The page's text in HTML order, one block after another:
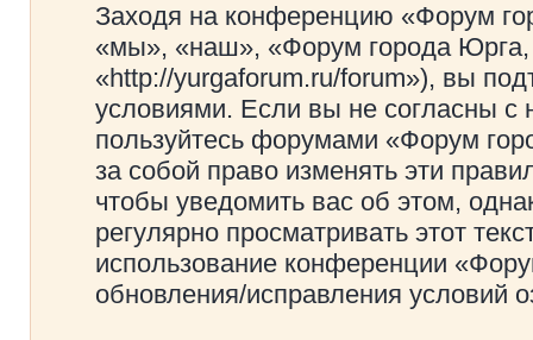
Заходя на конференцию «Форум
«мы», «наш», «Форум города
«http://yurgaforum.ru/forum»), вы
условиями. Если вы не согласны с
пользуйтесь форумами «Форум
за собой право изменять эти
чтобы уведомить вас об этом,
регулярно просматривать этот
использование конференции
обновления/исправления условий